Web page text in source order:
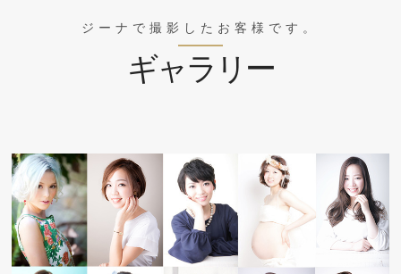
ジーナで撮影したお客様です。
ギャラリー